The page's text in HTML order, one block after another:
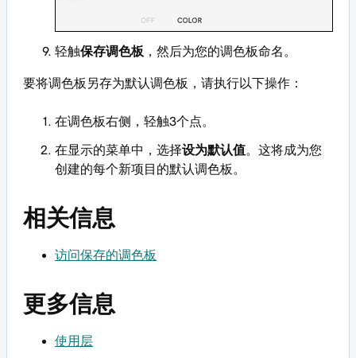
轻触保存调色板 ，然后为您的调色板命名。
要将调色板另存为默认调色板，请执行以下操作：
在调色板右侧，轻触3个点。
在显示的菜单中，选择设为默认值 。这将成为您
创建的每个新项目的默认调色板。
相关信息
访问保存的调色板
更多信息
使用层